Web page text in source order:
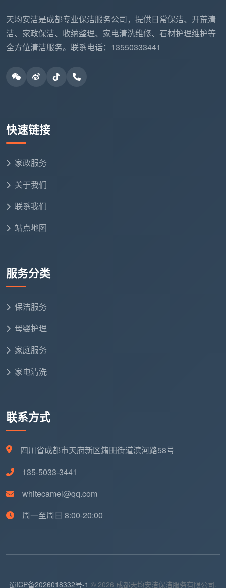
天均安洁是成都专业保洁服务公司，提供日常保洁、开荒清
洁、家政保洁、收纳整理、家电清洗维修、石材护理维护等
全方位清洁服务。联系电话：13550333441
快速链接
家政服务
关于我们
联系我们
站点地图
服务分类
保洁服务
母婴护理
家庭服务
家电清洗
联系方式
四川省成都市天府新区籍田街道滨河路58号
135-5033-3441
whitecamel@qq.com
周一至周日 8:00-20:00
蜀ICP备2026018332号-1 © 2026 成都天均安洁保洁服务有限公司.